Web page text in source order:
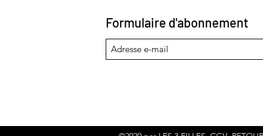
Formulaire d'abonnement